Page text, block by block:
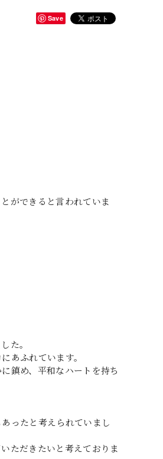
Save
ができると言われていま
た。
あふれています。
鎮め、平和なハートを持ち
ったと考えられていまし
ただきたいと考えておりま